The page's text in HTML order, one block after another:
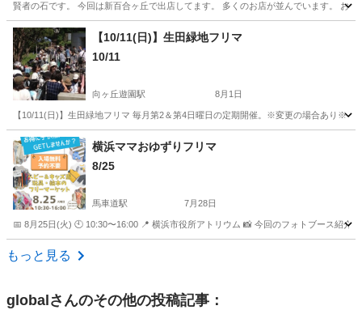
賢者の石です。 今回は新百合ヶ丘で出店してます。 多くのお店が並んでいます。 お
神奈川 川崎市 新百合ヶ丘駅 フリーマーケット
フェスティバル
【10/11(日)】生田緑地フリマ
10/11
向ヶ丘遊園駅 8月1日
【10/11(日)】生田緑地フリマ 毎月第2＆第4日曜日の定期開催。※変更の場合あり※
神奈川 川崎市 向ヶ丘遊園駅 フリーマーケット
横浜ママおゆずりフリマ
8/25
馬車道駅 7月28日
📅 8月25日(火) 🕙 10:30〜16:00 📍 横浜市役所アトリウム 📸 今回のフォトブース紹
神奈川 横浜市
もっと見る
global さんのその他の投稿記事：